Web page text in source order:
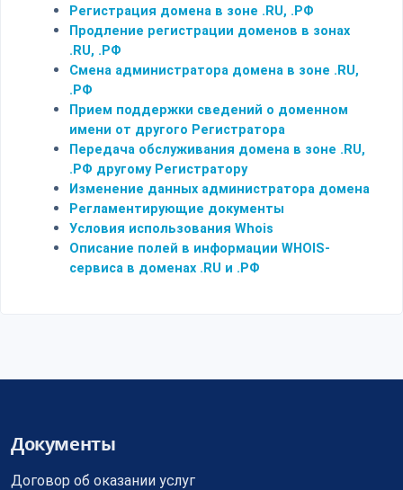
Регистрация домена в зоне .RU, .РФ
Продление регистрации доменов в зонах
.RU, .РФ
Смена администратора домена в зоне .RU,
.РФ
Прием поддержки сведений о доменном
имени от другого Регистратора
Передача обслуживания домена в зоне .RU,
.РФ другому Регистратору
Изменение данных администратора домена
Регламентирующие документы
Условия использования Whois
Описание полей в информации WHOIS-
сервиса в доменах .RU и .РФ
Документы
Договор об оказании услуг